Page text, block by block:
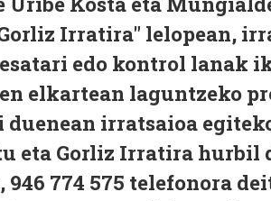
Irratira" lelopean,
edo kontrol lanak
elkartean laguntzeko
irratsaioa
eta Gorliz Irratira hurbil
774 575 telefonora